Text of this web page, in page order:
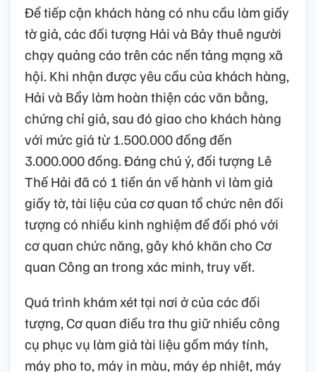
Để tiếp cận khách hàng có nhu cầu làm giấy
tờ giả, các đối tượng Hải và Bảy thuê người
chạy quảng cáo trên các nền tảng mạng xã
hội. Khi nhận được yêu cầu của khách hàng,
Hải và Bẩy làm hoàn thiện các văn bằng,
chứng chỉ giả, sau đó giao cho khách hàng
với mức giá từ 1.500.000 đồng đến
3.000.000 đồng. Đáng chú ý, đối tượng Lê
Thế Hải đã có 1 tiền án về hành vi làm giả
giấy tờ, tài liệu của cơ quan tổ chức nên đối
tượng có nhiều kinh nghiệm để đối phó với
cơ quan chức năng, gây khó khăn cho Cơ
quan Công an trong xác minh, truy vết.
Quá trình khám xét tại nơi ở của các đối
tượng, Cơ quan điều tra thu giữ nhiều công
cụ phục vụ làm giả tài liệu gồm máy tính,
máy pho to, máy in màu, máy ép nhiệt, máy